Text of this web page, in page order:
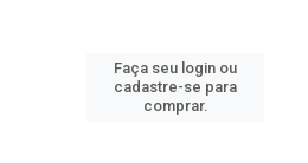
Faça seu login ou
cadastre-se para
comprar.